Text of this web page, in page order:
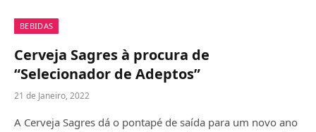
BEBIDAS
Cerveja Sagres à procura de
“Selecionador de Adeptos”
21 de Janeiro, 2022
A Cerveja Sagres dá o pontapé de saída para um novo ano